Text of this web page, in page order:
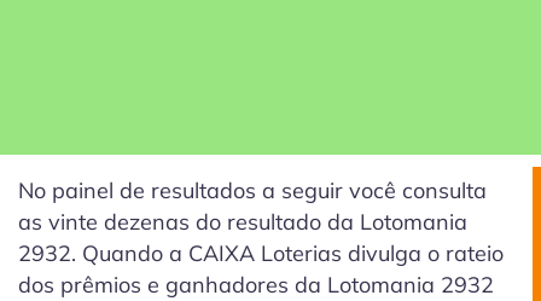
No painel de resultados a seguir você consulta
as vinte dezenas do resultado da Lotomania
2932. Quando a CAIXA Loterias divulga o rateio
dos prêmios e ganhadores da Lotomania 2932